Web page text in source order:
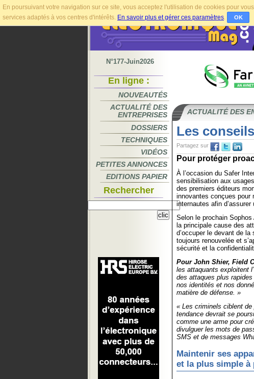
En poursuivant votre navigation sur ce site, vous acceptez l'utilisation de cookies pour
services adaptés à vos centres d'intérêts. En savoir plus et gérer ces paramètres. OK
N°177-Juin2026
En ligne :
NOUVEAUTÉS
ACTUALITÉ DES
ENTREPRISES
DOSSIERS
TECHNIQUES
VIDÉOS
PETITES ANNONCES
EDITIONS PAPIER
Rechercher
ACTUALITÉ DES
Les
Partagez sur
Pour protéger
À l’occasion du Safer
sensibilisation aux
des premiers éditeurs
innovantes conçues pour
internautes afin
Selon le prochain
la principale cause des
d’occuper le devant de
toujours renouvelée et
sécurité et la
Pour John Shier, Field
les attaquants exploitent
des attaques plus
nos identités et nos
matière de défense. »
« Les criminels ciblent
tendance devrait se
comme une arme pour
divulguer les mots de
SMS et de messages
Maintenir ses
et la plus simple à